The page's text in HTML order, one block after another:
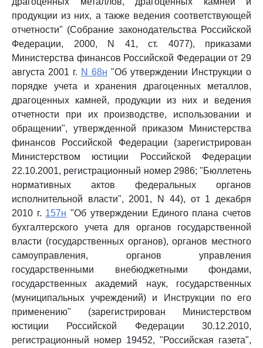
продукции из них, а также ведения соответствующей
отчетности" (Собрание законодательства Российской
Федерации, 2000, N 41, ст. 4077), приказами
Министерства финансов Российской Федерации от 29
августа 2001 г. N 68н "Об утверждении Инструкции о
порядке учета и хранения драгоценных металлов,
драгоценных камней, продукции из них и ведения
отчетности при их производстве, использовании и
обращении", утвержденной приказом Министерства
финансов Российской Федерации (зарегистрирован
Министерством юстиции Российской Федерации
22.10.2001, регистрационный номер 2986; "Бюллетень
нормативных актов федеральных органов
исполнительной власти", 2001, N 44), от 1 декабря
2010 г. 157н "Об утверждении Единого плана счетов
бухгалтерского учета для органов государственной
власти (государственных органов), органов местного
самоуправления, органов управления
государственными внебюджетными фондами,
государственных академий наук, государственных
(муниципальных учреждений) и Инструкции по его
применению" (зарегистрирован Министерством
юстиции Российской Федерации 30.12.2010,
регистрационный номер 19452, "Российская газета",